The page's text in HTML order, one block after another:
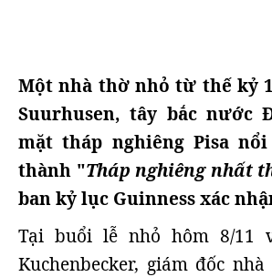
Một nhà thờ nhỏ từ thế kỷ
Suurhusen, tây bắc nước
mặt tháp nghiêng Pisa
thành "Tháp nghiêng nhất
ban kỷ lục Guinness xác
Tại buổi lễ nhỏ hôm 8/11
Kuchenbecker, giám đốc